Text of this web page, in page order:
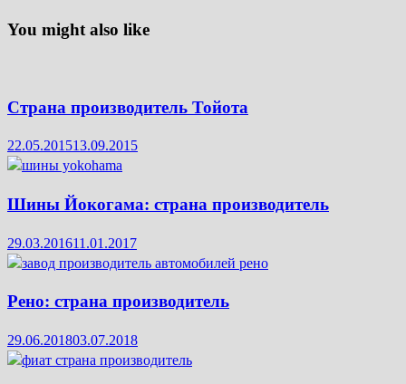
You might also like
Страна производитель Тойота
22.05.201513.09.2015
Шины Йокогама: страна производитель
29.03.201611.01.2017
Рено: страна производитель
29.06.201803.07.2018